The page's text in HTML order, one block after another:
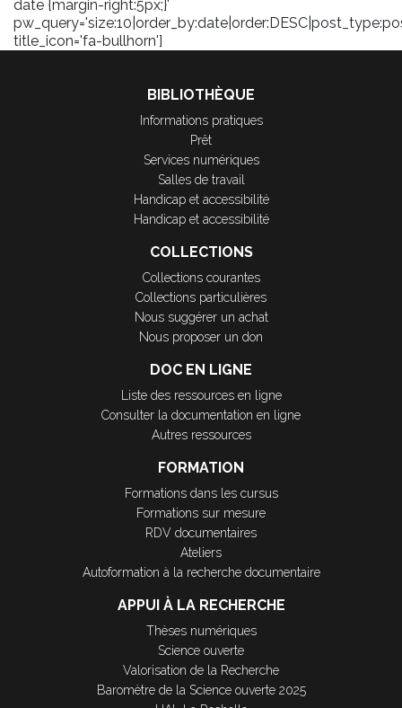
date {margin-right:5px;}'
title_icon='fa-bullhorn']
BIBLIOTHÈQUE
Informations pratiques
Prêt
Services numériques
Salles de travail
Handicap et accessibilité
Handicap et accessibilité
COLLECTIONS
Collections courantes
Collections particulières
Nous suggérer un achat
Nous proposer un don
DOC EN LIGNE
Liste des ressources en ligne
Consulter la documentation en ligne
Autres ressources
FORMATION
Formations dans les cursus
Formations sur mesure
RDV documentaires
Ateliers
Autoformation à la recherche documentaire
APPUI À LA RECHERCHE
Thèses numériques
Science ouverte
Valorisation de la Recherche
Baromètre de la Science ouverte 2025